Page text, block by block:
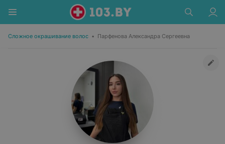
Сложное окрашивание волос • Парфенова Александра Сергеевна